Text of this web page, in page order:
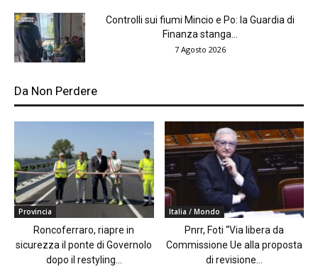
Controlli sui fiumi Mincio e Po: la Guardia di
Finanza stanga...
7 Agosto 2026
Da Non Perdere
Provincia
Roncoferraro, riapre in
sicurezza il ponte di Governolo
dopo il restyling...
Italia / Mondo
Pnrr, Foti “Via libera da
Commissione Ue alla proposta
di revisione...